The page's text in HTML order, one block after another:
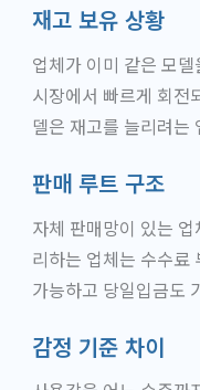
재고 보유 상황
업체가 이미 같은 모
시장에서 빠르게 회전
델은 재고를 늘리려는
판매 루트 구조
자체 판매망이 있는
리하는 업체는 수수료
가능하고 당일입금도
감정 기준 차이